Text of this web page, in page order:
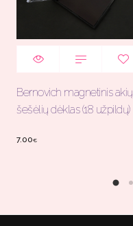
Bernovich magnetinis akių
šešėlių dėklas (18 užpildų)
7.00€